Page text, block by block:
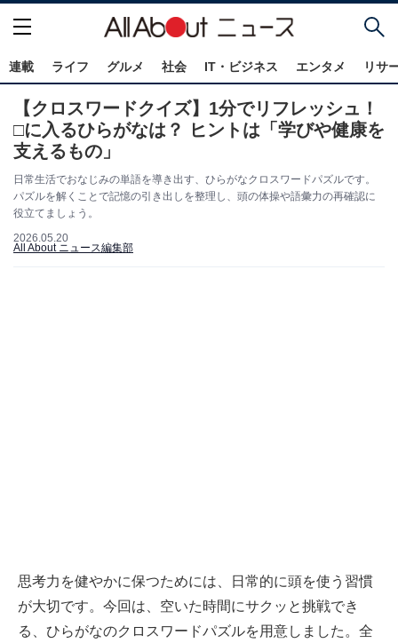
連載 ライフ グルメ 社会 IT・ビジネス エンタメ リサ
【クロスワードクイズ】1分でリフレッシュ！
□に入るひらがなは？ ヒントは「学びや健康を
支えるもの」
日常生活でおなじみの単語を導き出す、ひらがなクロスワードパズルです。
パズルを解くことで記憶の引き出しを整理し、頭の体操や語彙力の再確認に
役立てましょう。
2026.05.20
All About ニュース編集部
思考力を健やかに保つためには、日常的に頭を使う習慣
が大切です。今回は、空いた時間にサクッと挑戦でき
る、ひらがなのクロスワードパズルを用意しました。全